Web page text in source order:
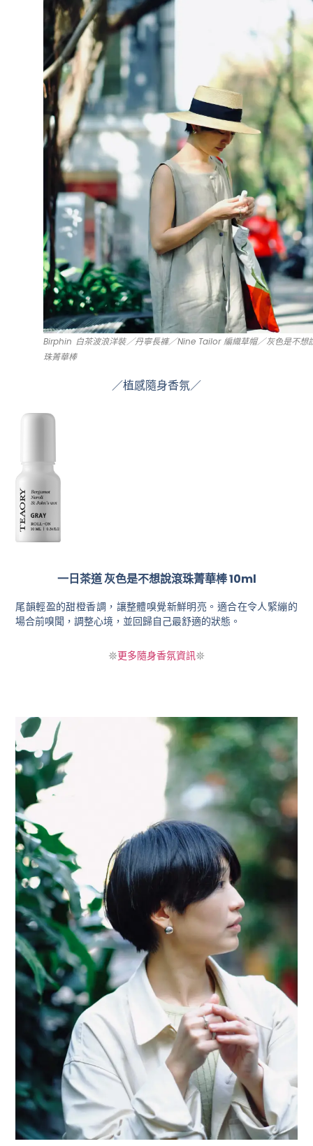
Birphin 白茶波浪洋裝／丹寧長褲／Nine Tailor 編織草帽／灰色是不想
珠菁華棒
／植感隨身香氛／
一日茶道 灰色是不想說滾珠菁華棒 10ml
尾韻輕盈的甜橙香調，讓整體嗅覺新鮮明亮。適合在令人緊繃的
場合前嗅聞，調整心境，並回歸自己最舒適的狀態。
𖤓更多隨身香氛資訊𖤓